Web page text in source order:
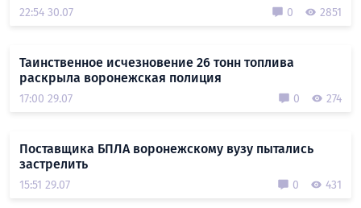
22:54 30.07 0 2851
Таинственное исчезновение 26 тонн топлива
раскрыла воронежская полиция
17:00 29.07 0 274
Поставщика БПЛА воронежскому вузу пытались
застрелить
15:51 29.07 0 431